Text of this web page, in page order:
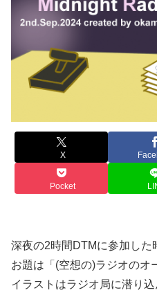
X
Pocket
深夜の2時間DTMに参加した
お題は「(空想の)ラジオのオ
イラストはラジオ局に潜り